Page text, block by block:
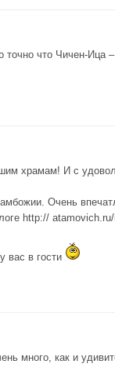
точно что Чичен-Ица
храмам! И с
Очень
http://
вас в гости
много, как и